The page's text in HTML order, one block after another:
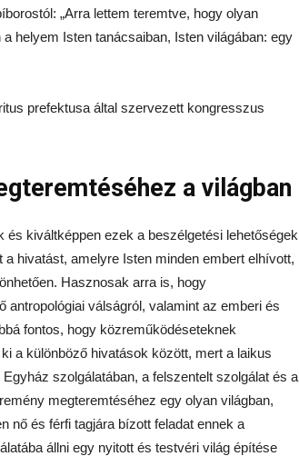
„Arra lettem teremtve, hogy olyan
helyem Isten tanácsaiban, Isten világában: egy
a világban
kiváltképpen ezek a beszélgetési lehetőségek
hivatást, amelyre Isten minden embert elhívott,
Hasznosak arra is, hogy
antropológiai válságról, valamint az emberi és
fontos, hogy közreműködéseteknek
a különböző hivatások között, mert a laikus
szolgálatában, a felszentelt szolgálat és a
megteremtéséhez egy olyan világban,
nő és férfi tagjára bízott feladat ennek a
állni egy nyitott és testvéri világ építése